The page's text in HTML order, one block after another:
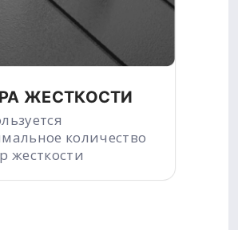
ЖЕСТКОСТИ
количество
жесткости